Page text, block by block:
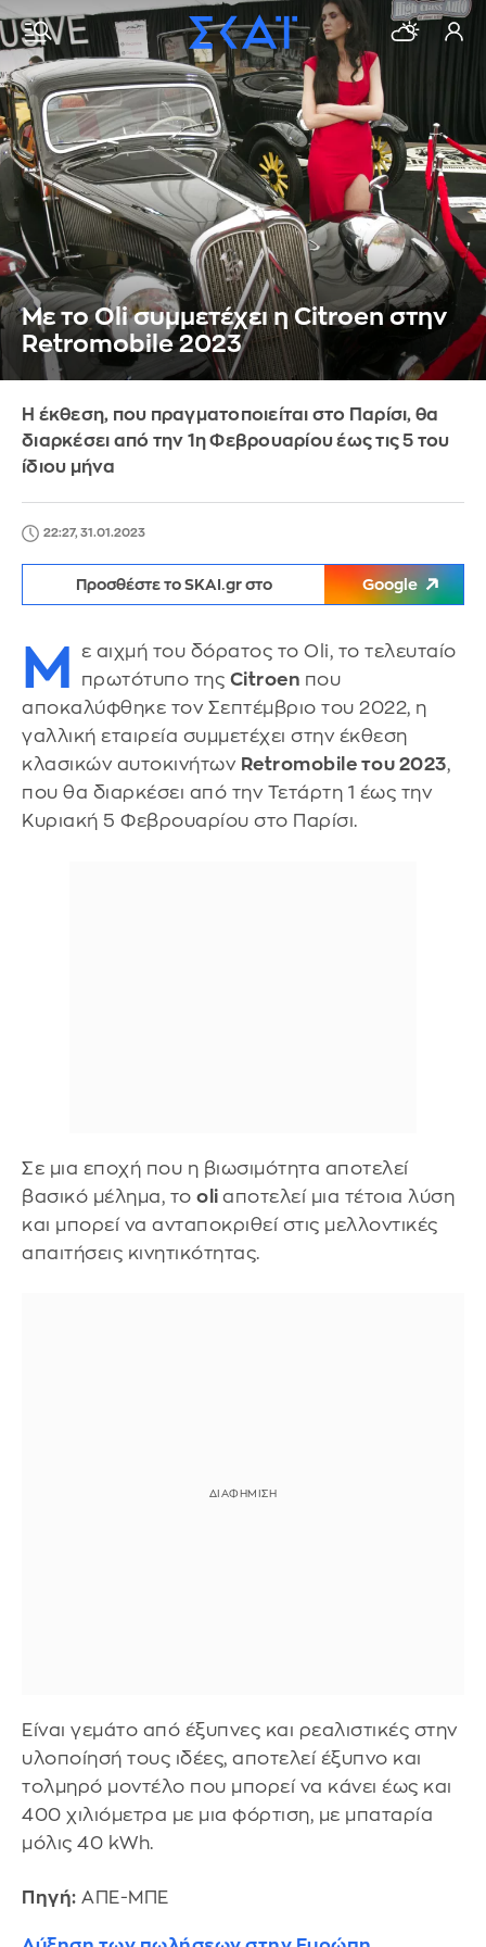
Με το Oli συμμετέχει η Citroen στην
Retromobile 2023
Η έκθεση, που πραγματοποιείται στο Παρίσι, θα
διαρκέσει από την 1η Φεβρουαρίου έως τις 5 του
ίδιου μήνα
22:27, 31.01.2023
Προσθέστε το SKAI.gr στο Google
Μ
ε αιχμή του δόρατος το Oli, το τελευταίο
πρωτότυπο της Citroen που
αποκαλύφθηκε τον Σεπτέμβριο του 2022, η
γαλλική εταιρεία συμμετέχει στην έκθεση
κλασικών αυτοκινήτων Retromobile του 2023,
που θα διαρκέσει από την Τετάρτη 1 έως την
Κυριακή 5 Φεβρουαρίου στο Παρίσι.
Σε μια εποχή που η βιωσιμότητα αποτελεί
βασικό μέλημα, το oli αποτελεί μια τέτοια λύση
και μπορεί να ανταποκριθεί στις μελλοντικές
απαιτήσεις κινητικότητας.
Είναι γεμάτο από έξυπνες και ρεαλιστικές στην
υλοποίησή τους ιδέες, αποτελεί έξυπνο και
τολμηρό μοντέλο που μπορεί να κάνει έως και
400 χιλιόμετρα με μια φόρτιση, με μπαταρία
μόλις 40 kWh.
Πηγή: ΑΠΕ-ΜΠΕ